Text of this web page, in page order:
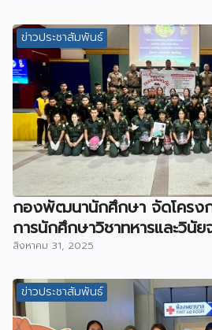
ข่าวประชาสัมพันธ์
กองพัฒนานักศึกษา จัดโครง
การนักศึกษาวิชาทหารและวินัย
สิงหาคม 31, 2025
ข่าวประชาสัมพันธ์